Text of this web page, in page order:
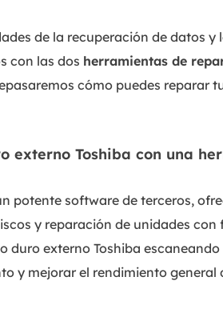
de la recuperación de datos
con las dos herramientas de
cómo puedes reparar
externo Toshiba con una
potente software de terceros,
y reparación de unidades
duro externo Toshiba
y mejorar el rendimiento general